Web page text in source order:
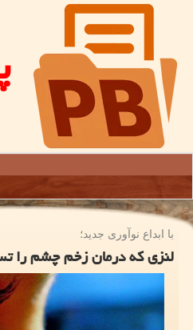
با ابداع نوآوری جدید؛
لنزی که درمان زخم چشم را